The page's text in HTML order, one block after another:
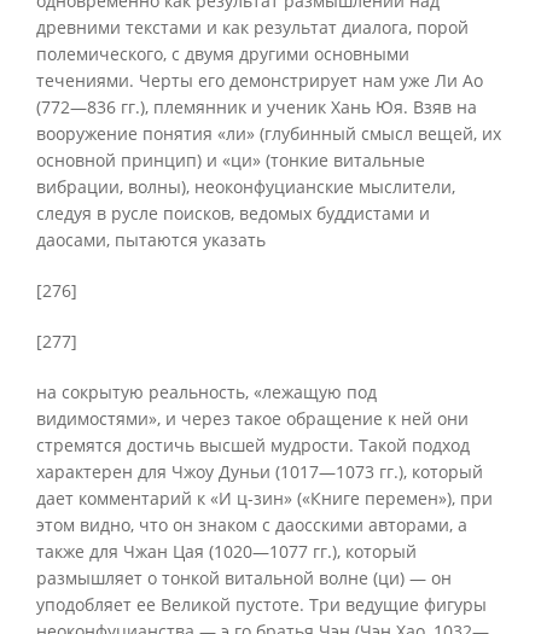
древними текстами и как результат диалога, порой
полемического, с двумя другими основными
течениями. Черты его демонстрирует нам уже Ли Ао
(772—836 гг.), племянник и ученик Хань Юя. Взяв на
вооружение понятия «ли» (глубинный смысл вещей, их
основной принцип) и «ци» (тонкие витальные
вибрации, волны), неоконфуцианские мыслители,
следуя в русле поисков, ведомых буддистами и
даосами, пытаются указать
[276]
[277]
на сокрытую реальность, «лежащую под
видимостями», и через такое обращение к ней они
стремятся достичь высшей мудрости. Такой подход
характерен для Чжоу Дуньи (1017—1073 гг.), который
дает комментарий к «И ц-зин» («Книге перемен»), при
этом видно, что он знаком с даосскими авторами, а
также для Чжан Цая (1020—1077 гг.), который
размышляет о тонкой витальной волне (ци) — он
уподобляет ее Великой пустоте. Три ведущие фигуры